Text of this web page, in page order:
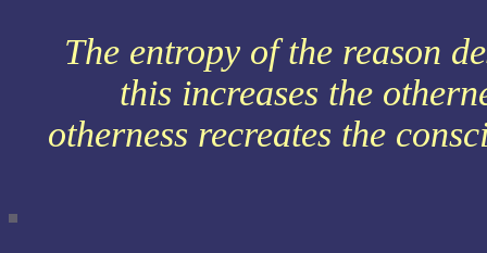
The entropy of the reason
this increases the
otherness recreates the